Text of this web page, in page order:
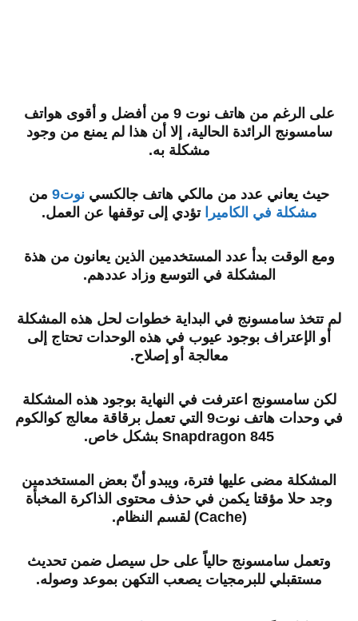
على الرغم من هاتف نوت 9 من أفضل و أقوى هواتف
سامسونج الرائدة الحالية، إلا أن هذا لم يمنع من وجود
مشكلة به.
حيث يعاني عدد من مالكي هاتف جالكسي نوت9
من
مشكلة في الكاميرا
تؤدي إلى توقفها عن العمل.
ومع الوقت بدأ عدد المستخدمين الذين يعانون من هذة
المشكلة في التوسع وزاد عددهم.
لم تتخذ سامسونج في البداية خطوات لحل هذه المشكلة
أو الإعتراف بوجود عيوب في هذه الوحدات تحتاج إلى
معالجة أو إصلاح.
لكن سامسونج اعترفت في النهاية بوجود هذه المشكلة
في وحدات هاتف نوت9 التي تعمل برقاقة معالج كوالكوم
Snapdragon 845 بشكل خاص.
المشكلة مضى عليها فترة، ويبدو أنّ بعض المستخدمين
وجد حلا مؤقتا يكمن في حذف محتوى الذاكرة المخبأة
(Cache) لقسم النظام.
وتعمل سامسونج حالياً على حل سيصل ضمن تحديث
مستقبلي للبرمجيات يصعب التكهن بموعد وصوله.